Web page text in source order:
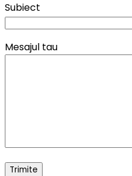
Subiect
Mesajul tau